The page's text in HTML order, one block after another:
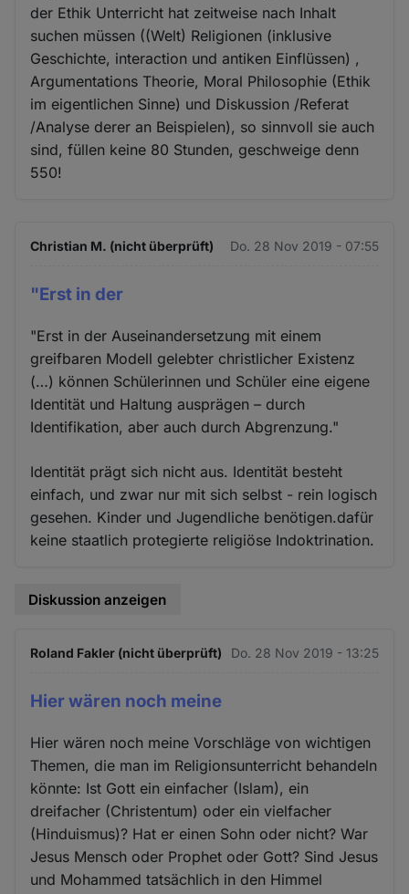
der Ethik Unterricht hat zeitweise nach Inhalt
suchen müssen ((Welt) Religionen (inklusive
Geschichte, interaction und antiken Einflüssen) ,
Argumentations Theorie, Moral Philosophie (Ethik
im eigentlichen Sinne) und Diskussion /Referat
/Analyse derer an Beispielen), so sinnvoll sie auch
sind, füllen keine 80 Stunden, geschweige denn
550!
Christian M. (nicht überprüft) Do. 28 Nov 2019 - 07:55
"Erst in der
"Erst in der Auseinandersetzung mit einem
greifbaren Modell gelebter christlicher Existenz
(…) können Schülerinnen und Schüler eine eigene
Identität und Haltung ausprägen – durch
Identifikation, aber auch durch Abgrenzung."
Identität prägt sich nicht aus. Identität besteht
einfach, und zwar nur mit sich selbst - rein logisch
gesehen. Kinder und Jugendliche benötigen.dafür
keine staatlich protegierte religiöse Indoktrination.
Diskussion anzeigen
Roland Fakler (nicht überprüft) Do. 28 Nov 2019 - 13:25
Hier wären noch meine
Hier wären noch meine Vorschläge von wichtigen
Themen, die man im Religionsunterricht behandeln
könnte: Ist Gott ein einfacher (Islam), ein
dreifacher (Christentum) oder ein vielfacher
(Hinduismus)? Hat er einen Sohn oder nicht? War
Jesus Mensch oder Prophet oder Gott? Sind Jesus
und Mohammed tatsächlich in den Himmel